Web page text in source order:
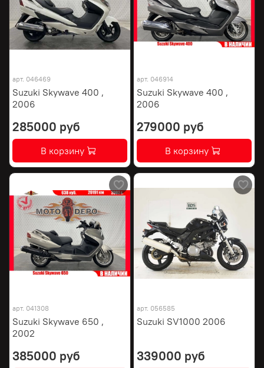
арт. 046469
Suzuki Skywave 400 ,
2006
285000 руб
В корзину
арт. 046914
Suzuki Skywave 400 ,
2006
279000 руб
В корзину
арт. 041308
Suzuki Skywave 650 ,
2002
385000 руб
арт. 056585
Suzuki SV1000 2006
339000 руб